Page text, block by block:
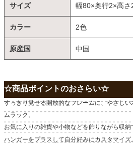
サイズ 幅80×奥行2×高さ
カラー 2色
原産国 中国
☆商品ポイントのおさらい☆
すっきり見せる開放的なフレームに、やさし
ムラック。
お気に入りの雑貨や小物などを飾りながら収納
ハンガーをプラスして自分好みにカスタマイズ。